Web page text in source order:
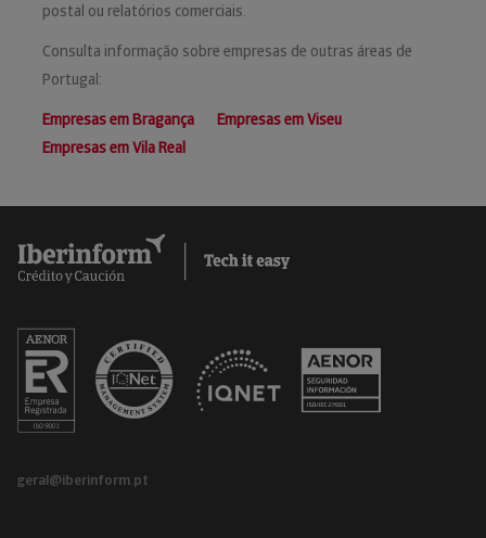
postal ou relatórios comerciais.
Consulta informação sobre empresas de outras áreas de
Portugal:
Empresas em Bragança
Empresas em Viseu
Empresas em Vila Real
geral@iberinform.pt